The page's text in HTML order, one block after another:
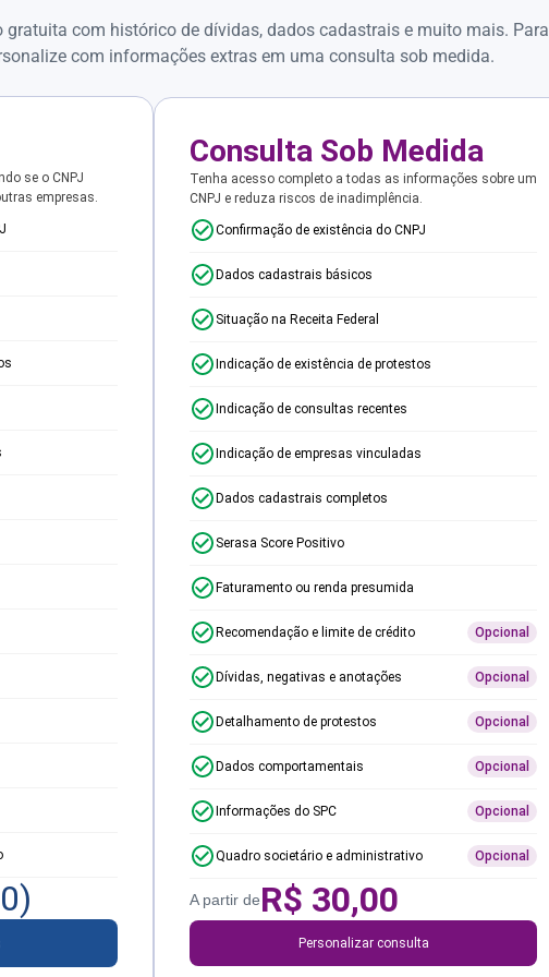
gratuita com histórico de dívidas, dados cadastrais e muito mais. Para
com informações extras em uma consulta sob medida.
se o CNPJ
empresas.
)
Consulta Sob Medida
Tenha acesso completo a todas as informações sobre um
CNPJ e reduza riscos de inadimplência.
Confirmação de existência do CNPJ
Dados cadastrais básicos
Situação na Receita Federal
Indicação de existência de protestos
Indicação de consultas recentes
Indicação de empresas vinculadas
Dados cadastrais completos
Serasa Score Positivo
Faturamento ou renda presumida
Recomendação e limite de crédito Opcional
Dívidas, negativas e anotações Opcional
Detalhamento de protestos Opcional
Dados comportamentais Opcional
Informações do SPC Opcional
Quadro societário e administrativo Opcional
A partir deR$ 30,00
Personalizar consulta